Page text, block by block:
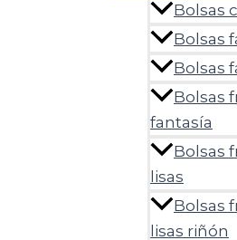
Bolsas
Bolsas
Bolsas
Bolsas
fantasía
Bolsas
lisas
Bolsas
lisas riñón